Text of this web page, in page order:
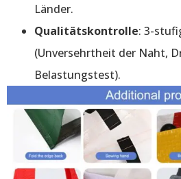
Länder.
Qualitätskontrolle: 3-
(Unversehrtheit der Naht,
Belastungstest).